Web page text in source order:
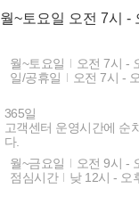
월~토요일 오전 7시 -
월~토요일
오전 7시 -
일/공휴일
오전 7시 -
365일
고객센터 운영시간에 순
다.
월~금요일
오전 9시 -
점심시간
낮 12시 - 오